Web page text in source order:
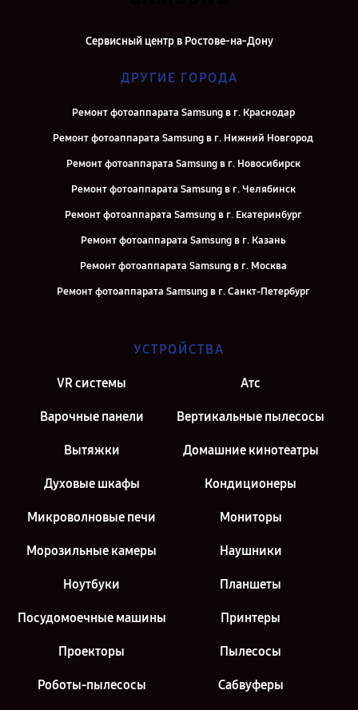
Сервисный центр в Ростове-на-Дону
ДРУГИЕ ГОРОДА
Ремонт фотоаппарата Samsung в г. Краснодар
Ремонт фотоаппарата Samsung в г. Нижний Новгород
Ремонт фотоаппарата Samsung в г. Новосибирск
Ремонт фотоаппарата Samsung в г. Челябинск
Ремонт фотоаппарата Samsung в г. Екатеринбург
Ремонт фотоаппарата Samsung в г. Казань
Ремонт фотоаппарата Samsung в г. Москва
Ремонт фотоаппарата Samsung в г. Санкт-Петербург
УСТРОЙСТВА
VR системы Атс
Варочные панели Вертикальные пылесосы
Вытяжки Домашние кинотеатры
Духовые шкафы Кондиционеры
Микроволновые печи Мониторы
Морозильные камеры Наушники
Ноутбуки Планшеты
Посудомоечные машины Принтеры
Проекторы Пылесосы
Роботы-пылесосы Сабвуферы